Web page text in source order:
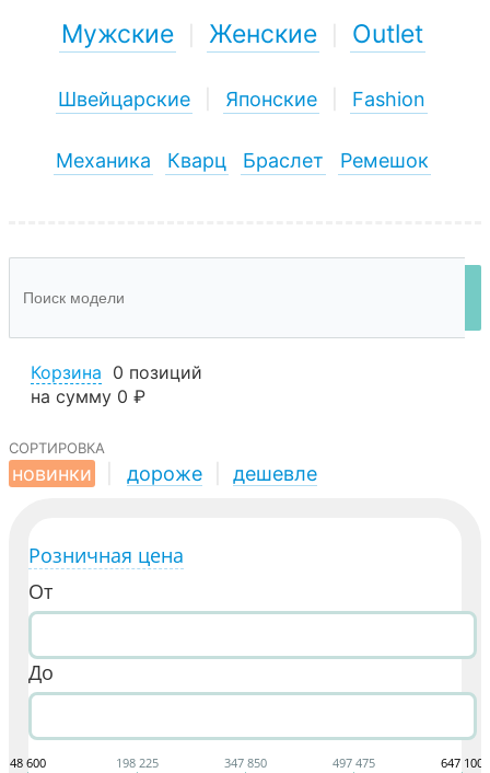
Мужские Женские Outlet
Швейцарские Японские Fashion
Механика Кварц Браслет Ремешок
Корзина 0 позиций
на сумму 0 ₽
сортировка
новинки
дороже дешевле
Розничная цена
От
До
48 600 198 225 347 850 497 475 647 100